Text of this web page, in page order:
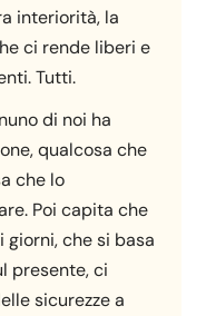
interiorità, la
ci rende liberi e
Tutti.
di noi ha
qualcosa che
che lo
Poi capita che
che si basa
presente, ci
sicurezze a